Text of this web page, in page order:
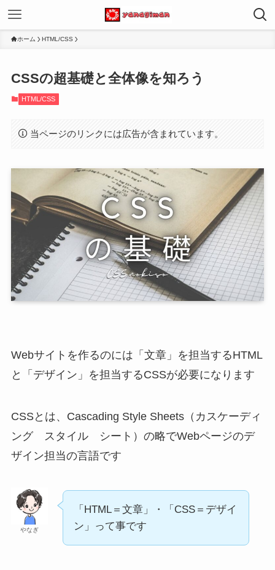
ホーム HTML/CSS
CSSの超基礎と全体像を知ろう
HTML/CSS
当ページのリンクには広告が含まれています。
Webサイトを作るのには「文章」を担当するHTML
と「デザイン」を担当するCSSが必要になります
CSSとは、Cascading Style Sheets（カスケーディ
ング スタイル シート）の略でWebページのデ
ザイン担当の言語です
やなぎ
「HTML＝文章」・「CSS＝デザイ
ン」って事です